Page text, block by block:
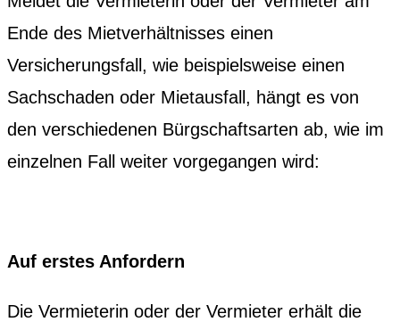
Ende des Mietverhältnisses einen
Versicherungsfall, wie beispielsweise einen
Sachschaden oder Mietausfall, hängt es von
den verschiedenen Bürgschaftsarten ab, wie im
einzelnen Fall weiter vorgegangen wird:
Auf erstes Anfordern
Die Vermieterin oder der Vermieter erhält die